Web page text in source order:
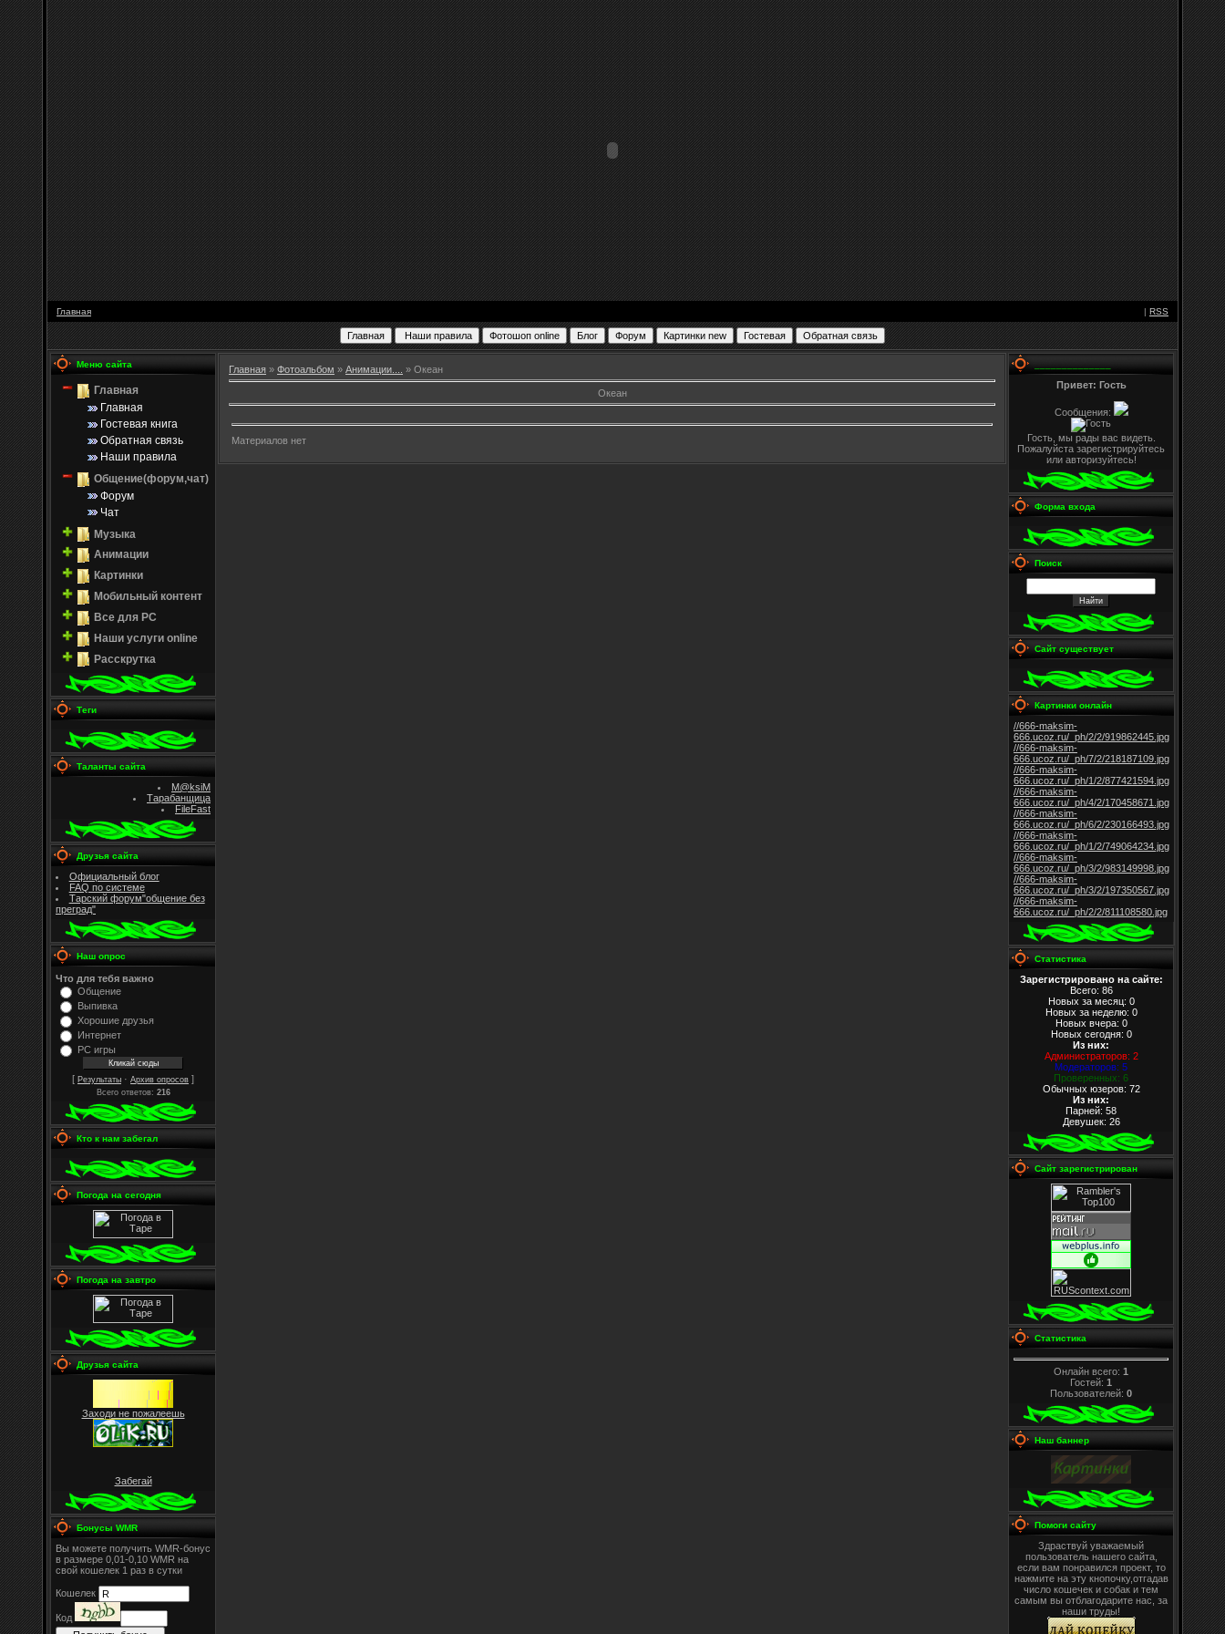
Главная | RSS
Меню сайта
Главная
Главная
Гостевая книга
Обратная связь
Наши правила
Общение(форум,чат)
Форум
Чат
Музыка
Анимации
Картинки
Мобильный контент
Все для PC
Наши услуги online
Расскрутка
Теги
Таланты сайта
M@ksiM
Тарабанщица
FileFast
Друзья сайта
Официальный блог
FAQ по системе
Тарский форум"общение без
преград"
Наш опрос
Что для тебя важно
Общение
Выпивка
Хорошие друзья
Интернет
PC игры
[ Результаты · Архив опросов ]
Всего ответов: 216
Кто к нам забегал
Погода на сегодня
Погода на завтро
Друзья сайта
Заходи не пожалеешь
Забегай
Бонусы WMR
Вы можете получить WMR-бонус
в размере 0,01-0,10 WMR на
свой кошелек 1 раз в сутки
Кошелек
Код
Главная » Фотоальбом » Анимации.... » Океан
Океан
Материалов нет
Привет: Гость
Сообщения:
Гость, мы рады вас видеть.
Пожалуйста зарегистрируйтесь
или авторизуйтесь!
Форма входа
Поиск
Сайт существует
Картинки онлайн
//666-maksim-
666.ucoz.ru/_ph/2/2/919862445.jpg
//666-maksim-
666.ucoz.ru/_ph/7/2/218187109.jpg
//666-maksim-
666.ucoz.ru/_ph/1/2/877421594.jpg
//666-maksim-
666.ucoz.ru/_ph/4/2/170458671.jpg
//666-maksim-
666.ucoz.ru/_ph/6/2/230166493.jpg
//666-maksim-
666.ucoz.ru/_ph/1/2/749064234.jpg
//666-maksim-
666.ucoz.ru/_ph/3/2/983149998.jpg
//666-maksim-
666.ucoz.ru/_ph/3/2/197350567.jpg
//666-maksim-
666.ucoz.ru/_ph/2/2/811108580.jpg
Статистика
Зарегистрировано на сайте:
Всего: 86
Новых за месяц: 0
Новых за неделю: 0
Новых вчера: 0
Новых сегодня: 0
Из них:
Администраторов: 2
Модераторов: 5
Проверенных: 6
Обычных юзеров: 72
Из них:
Парней: 58
Девушек: 26
Сайт зарегистрирован
Статистика
Онлайн всего: 1
Гостей: 1
Пользователей: 0
Наш баннер
Помоги сайту
Здраствуй уважаемый
пользователь нашего сайта,
если вам понравился проект, то
нажмите на эту кнопочку,отгадав
число кошечек и собак и тем
самым вы отблагодарите нас, за
наши труды!